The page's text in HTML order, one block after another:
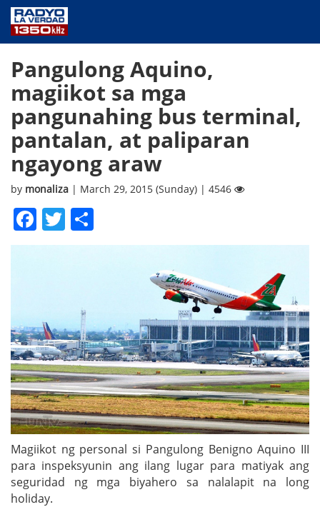
PUBLIC SERVICE
ANNOUNCEMENTS
PROGRAMS
ABOUT
CONTACT US
Pangulong Aquino,
magiikot sa mga
pangunahing bus terminal,
pantalan, at paliparan
ngayong araw
by monaliza | March 29, 2015 (Sunday) | 4546
Facebook
Twitter
Magiikot ng personal si Pangulong Benigno Aquino III
para inspeksyunin ang ilang lugar para matiyak ang
seguridad ng mga biyahero sa nalalapit na long
holiday.